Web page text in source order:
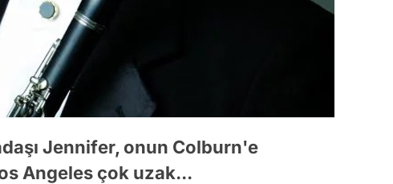
Jennifer, onun Colburn'e
Angeles çok uzak...